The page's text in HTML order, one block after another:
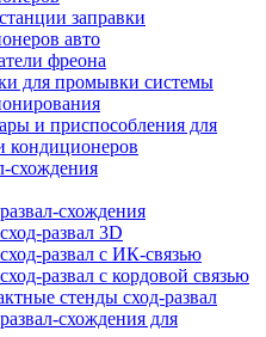
заправки
авто
фреона
для промывки системы
и приспособления для
кондиционеров
схождения
схождения
развал 3D
развал с ИК-связью
развал с кордовой связью
стенды сход-развал
схождения для